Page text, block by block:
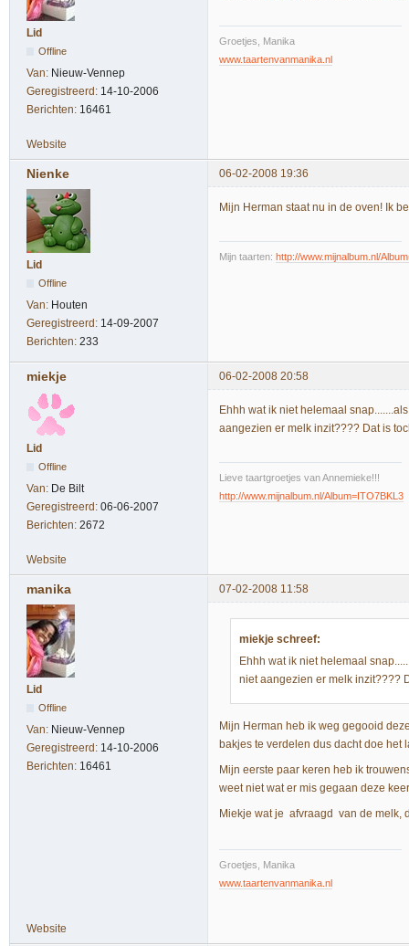
Lid
Offline
Van: Nieuw-Vennep
Geregistreerd: 14-10-2006
Berichten: 16461
Groetjes, Manika
www.taartenvanmanika.nl
Website
Nienke 06-02-2008 19:36
Lid
Offline
Van: Houten
Geregistreerd: 14-09-2007
Berichten: 233
Mijn Herman staat nu in de oven! Ik
Mijn taarten: http://www.mijnalbum.nl/
miekje 06-02-2008 20:58
Lid
Offline
Van: De Bilt
Geregistreerd: 06-06-2007
Berichten: 2672
Ehhh wat ik niet helemaal
aangezien er melk inzit???? Dat is
Lieve taartgroetjes van Annemieke!!!
http://www.mijnalbum.nl/Album=ITO7BKL3
Website
manika 07-02-2008 11:58
Lid
Offline
Van: Nieuw-Vennep
Geregistreerd: 14-10-2006
Berichten: 16461
miekje schreef:
Ehhh wat ik niet helemaal
niet aangezien er melk inzit????
Mijn Herman heb ik weg gegooid
bakjes te verdelen dus dacht doe het
Mijn eerste paar keren heb ik
weet niet wat er mis gegaan deze
Miekje wat je afvraagd van de melk,
Groetjes, Manika
www.taartenvanmanika.nl
Website